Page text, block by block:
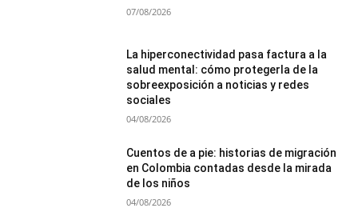
07/08/2026
La hiperconectividad pasa factura a la
salud mental: cómo protegerla de la
sobreexposición a noticias y redes
sociales
04/08/2026
Cuentos de a pie: historias de migración
en Colombia contadas desde la mirada
de los niños
04/08/2026